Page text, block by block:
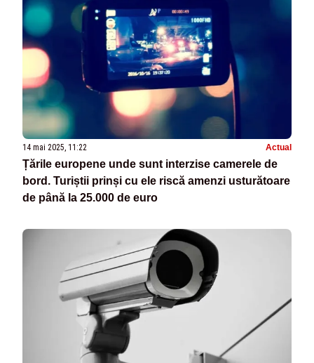
14 mai 2025, 11:22 Actual
Țările europene unde sunt interzise camerele de
bord. Turiștii prinși cu ele riscă amenzi usturătoare
de până la 25.000 de euro